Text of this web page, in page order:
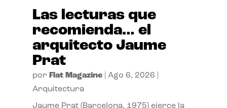
Las lecturas que
recomienda… el
arquitecto Jaume
Prat
por Flat Magazine| Ago 6, 2026
Arquitectura
Jaume Prat (Barcelona, 1975) ejerce la